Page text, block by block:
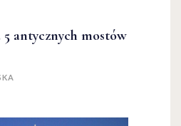
5 antycznych mostów